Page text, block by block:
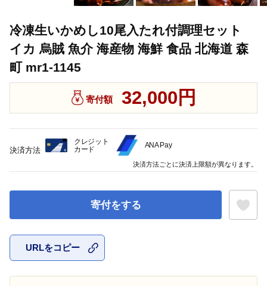
冷凍生いかめし10尾入たれ付調理セット
イカ 烏賊 魚介 海産物 海鮮 食品 北海道 森
町 mr1-1145
寄付額 32,000円
寄付をする
URLをコピー
決済方法
クレジット
カード
ANA Pay
決済方法ごとに決済上限額が異なります。